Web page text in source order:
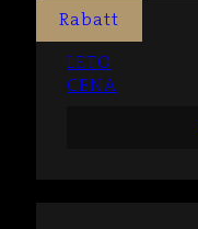
Rabatt
LETO
CENA